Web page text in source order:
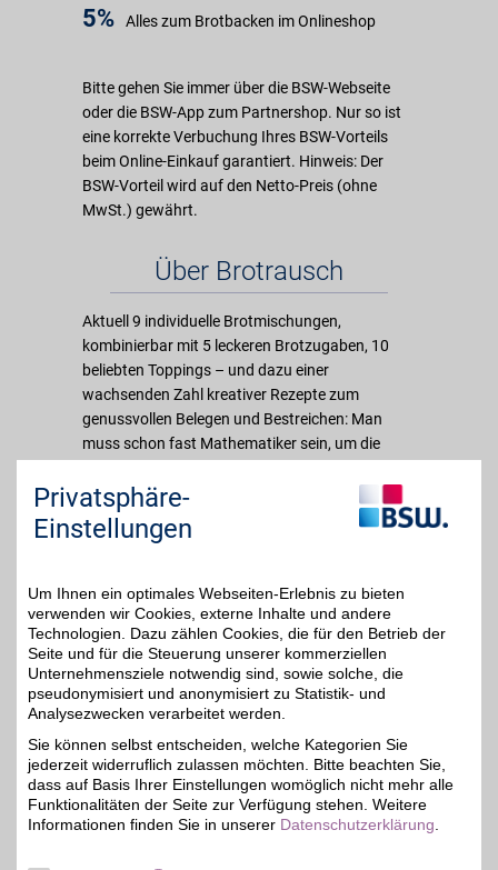
5% Alles zum Brotbacken im Onlineshop
Bitte gehen Sie immer über die BSW-Webseite
oder die BSW-App zum Partnershop. Nur so ist
eine korrekte Verbuchung Ihres BSW-Vorteils
beim Online-Einkauf garantiert. Hinweis: Der
BSW-Vorteil wird auf den Netto-Preis (ohne
MwSt.) gewährt.
Über Brotrausch
Aktuell 9 individuelle Brotmischungen,
kombinierbar mit 5 leckeren Brotzugaben, 10
beliebten Toppings – und dazu einer
wachsenden Zahl kreativer Rezepte zum
genussvollen Belegen und Bestreichen: Man
muss schon fast Mathematiker sein, um die
Brotrausch einigermaßen beziffern zu können.
Aber keine Sorge: Sie müssen das natürlich nicht,
sondern suchen sich einfach nach Lust und
mögen– oder die Sie unbedingt mal
ausprobieren wollen. Besonders interessant
dabei: Viele der speziellen Zutaten würden Sie im
normalen Einzelhandel so gar nicht bekommen!
Merkmale
Privatsphäre-
Einstellungen
Um Ihnen ein optimales Webseiten-Erlebnis zu bieten
verwenden wir Cookies, externe Inhalte und andere
Technologien. Dazu zählen Cookies, die für den Betrieb der
Seite und für die Steuerung unserer kommerziellen
Unternehmensziele notwendig sind, sowie solche, die
pseudonymisiert und anonymisiert zu Statistik- und
Analysezwecken verarbeitet werden.
Sie können selbst entscheiden, welche Kategorien Sie
jederzeit widerruflich zulassen möchten. Bitte beachten Sie,
dass auf Basis Ihrer Einstellungen womöglich nicht mehr alle
Funktionalitäten der Seite zur Verfügung stehen. Weitere
Informationen finden Sie in unserer Datenschutzerklärung